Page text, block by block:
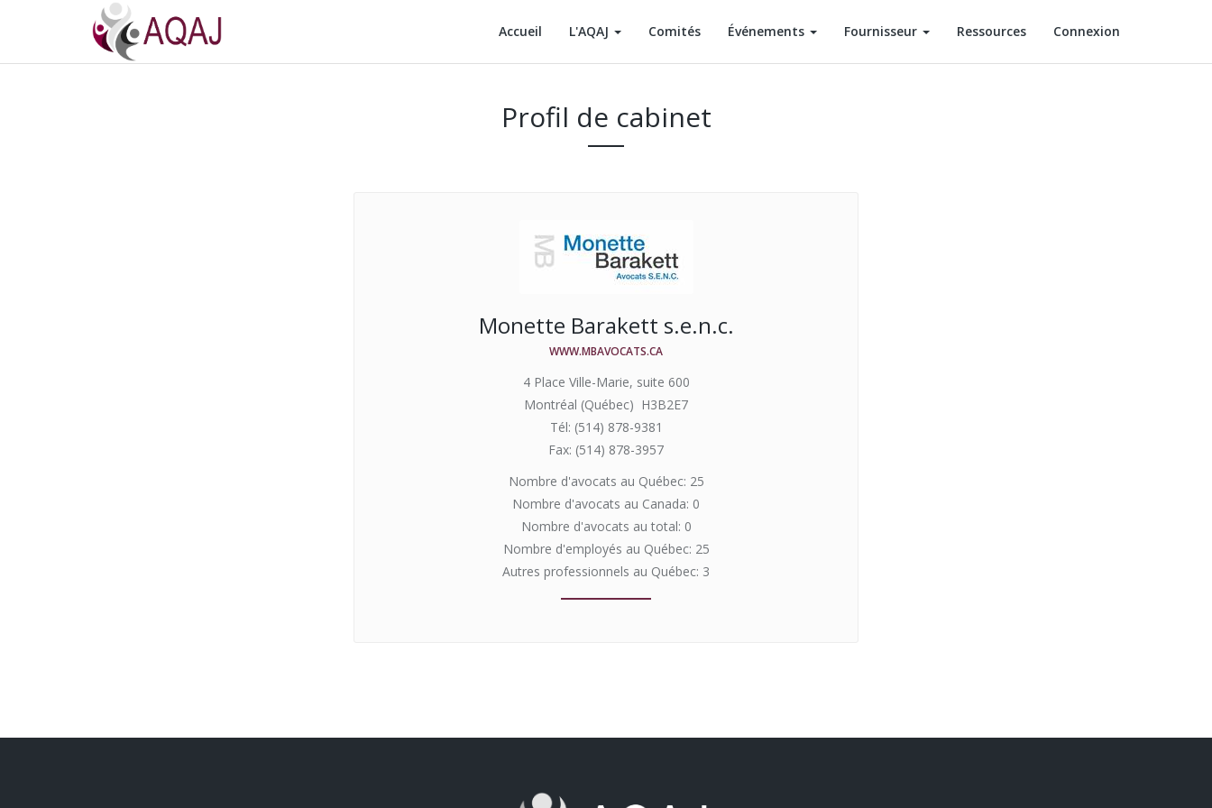
Accueil L'AQAJ Comités Événements Fournisseur Ressources Connexion
Profil de cabinet
Monette Barakett s.e.n.c.
WWW.MBAVOCATS.CA
4 Place Ville-Marie, suite 600
Montréal (Québec) H3B2E7
Tél: (514) 878-9381
Fax: (514) 878-3957
Nombre d'avocats au Québec: 25
Nombre d'avocats au Canada: 0
Nombre d'avocats au total: 0
Nombre d'employés au Québec: 25
Autres professionnels au Québec: 3